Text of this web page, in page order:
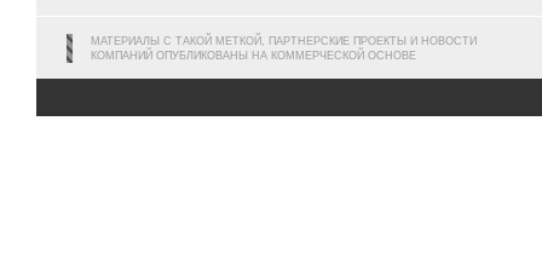
МАТЕРИАЛЫ С ТАКОЙ МЕТКОЙ, ПАРТНЕРСКИЕ ПРОЕКТЫ И НОВОСТИ
КОМПАНИЙ ОПУБЛИКОВАНЫ НА КОММЕРЧЕСКОЙ ОСНОВЕ